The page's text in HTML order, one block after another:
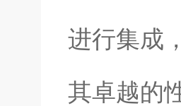
进行集成
其卓越的